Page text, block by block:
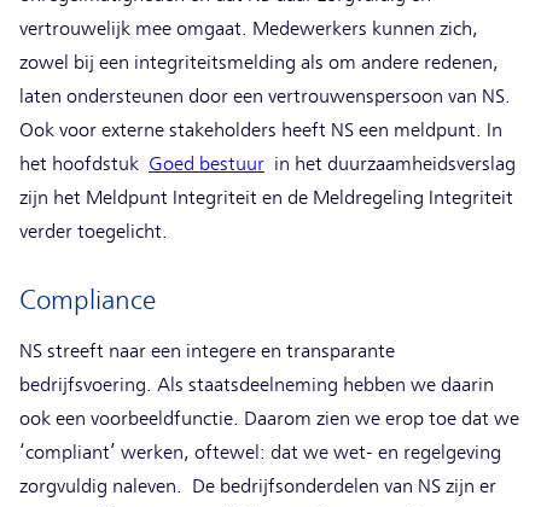
vertrouwelijk mee omgaat. Medewerkers kunnen zich,
zowel bij een integriteitsmelding als om andere redenen,
laten ondersteunen door een vertrouwenspersoon van NS.
Ook voor externe stakeholders heeft NS een meldpunt. In
het hoofdstuk Goed bestuur in het duurzaamheidsverslag
zijn het Meldpunt Integriteit en de Meldregeling Integriteit
verder toegelicht.
Compliance
NS streeft naar een integere en transparante
bedrijfsvoering. Als staatsdeelneming hebben we daarin
ook een voorbeeldfunctie. Daarom zien we erop toe dat we
‘compliant’ werken, oftewel: dat we wet- en regelgeving
zorgvuldig naleven. De bedrijfsonderdelen van NS zijn er